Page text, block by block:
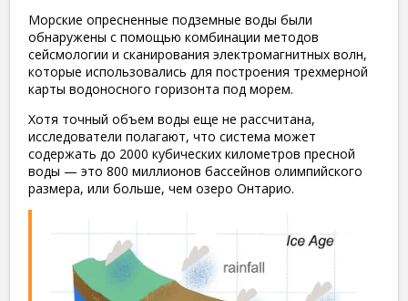
Морские опресненные подземные воды были
обнаружены с помощью комбинации методов
сейсмологии и сканирования электромагнитных волн,
которые использовались для построения трехмерной
карты водоносного горизонта под морем.
Хотя точный объем воды еще не рассчитана,
исследователи полагают, что система может
содержать до 2000 кубических километров пресной
воды — это 800 миллионов бассейнов олимпийского
размера, или больше, чем озеро Онтарио.